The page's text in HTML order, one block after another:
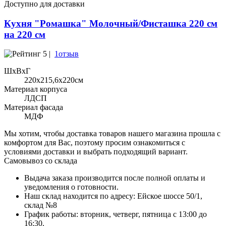
Доступно для доставки
Кухня "Ромашка" Молочный/Фисташка 220 см
на 220 см
5 | 1отзыв
ШхВхГ
220x215,6х220см
Материал корпуса
ЛДСП
Материал фасада
МДФ
Мы хотим, чтобы доставка товаров нашего магазина прошла с
комфортом для Вас, поэтому просим ознакомиться с
условиями доставки и выбрать подходящий вариант.
Самовывоз со склада
Выдача заказа производится после полной оплаты и
уведомления о готовности.
Наш склад находится по адресу: Ейское шоссе 50/1,
склад №8
График работы: вторник, четверг, пятница с 13:00 до
16:30.